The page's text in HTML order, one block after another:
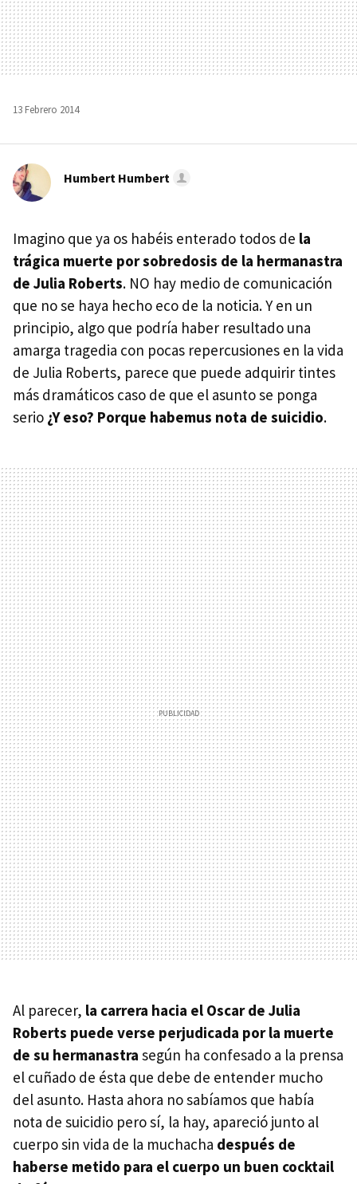
13 Febrero 2014
Humbert Humbert
Imagino que ya os habéis enterado todos de la
trágica muerte por sobredosis de la hermanastra
de Julia Roberts. NO hay medio de comunicación
que no se haya hecho eco de la noticia. Y en un
principio, algo que podría haber resultado una
amarga tragedia con pocas repercusiones en la vida
de Julia Roberts, parece que puede adquirir tintes
más dramáticos caso de que el asunto se ponga
serio ¿Y eso? Porque habemus nota de suicidio.
Al parecer, la carrera hacia el Oscar de Julia
Roberts puede verse perjudicada por la muerte
de su hermanastra según ha confesado a la prensa
el cuñado de ésta que debe de entender mucho
del asunto. Hasta ahora no sabíamos que había
nota de suicidio pero sí, la hay, apareció junto al
cuerpo sin vida de la muchacha después de
haberse metido para el cuerpo un buen cocktail